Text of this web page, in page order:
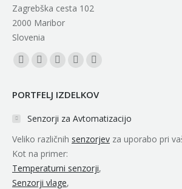
Zagrebška cesta 102
2000 Maribor
Slovenia
Find us on:
Facebook
opens
window
YouTube
opens
window
Linkedin
opens
in
window
Instagram
opens
in
window
Mail
opens
window
PORTFELJ IZDELKOV
Senzorji za Avtomatizacijo
Veliko različnih senzorjev za uporabo pri
Kot na primer:
Temperaturni senzorji,
Senzorji vlage,